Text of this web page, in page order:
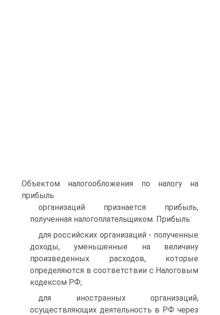
Объектом налогообложения по налогу на
прибыль
организаций признается прибыль,
полученная налогоплательщиком. Прибыль:
для российских организаций - полученные
доходы, уменьшенные на величину
произведенных расходов, которые
определяются в соответствии с Налоговым
кодексом РФ;
для иностранных организаций,
осуществляющих деятельность в РФ через